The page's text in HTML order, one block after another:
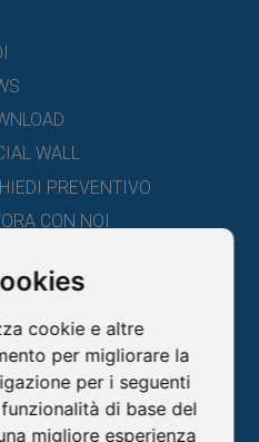
cookie e altre
per migliorare la
per i seguenti
di base del
migliore esperienza
WALL
PREVENTIVO
CON NOI